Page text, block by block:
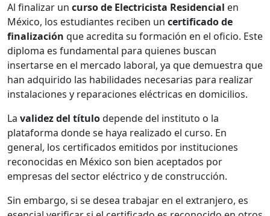
Al finalizar un curso de Electricista Residencial en
México, los estudiantes reciben un certificado de
finalización que acredita su formación en el oficio. Este
diploma es fundamental para quienes buscan
insertarse en el mercado laboral, ya que demuestra que
han adquirido las habilidades necesarias para realizar
instalaciones y reparaciones eléctricas en domicilios.
La validez del títulodepende del instituto o la
plataforma donde se haya realizado el curso. En
general, los certificados emitidos por instituciones
reconocidas en México son bien aceptados por
empresas del sector eléctrico y de construcción.
Sin embargo, si se desea trabajar en el extranjero, es